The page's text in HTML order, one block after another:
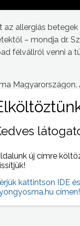
allergiás
– mondja dr.
félvállról venni a
nem támogatja.
NAPI HÍREI
új címre
kattintson IDE
címen!